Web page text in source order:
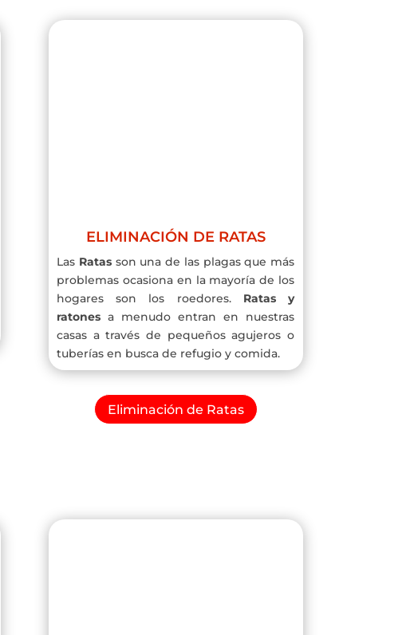
ELIMINACIÓN DE RATAS
Las Ratas son una de las plagas que más
problemas ocasiona en la mayoría de los
hogares son los roedores. Ratas y
ratones a menudo entran en nuestras
casas a través de pequeños agujeros o
tuberías en busca de refugio y comida.
Eliminación de Ratas